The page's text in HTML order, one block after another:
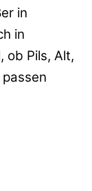
in
in
ob Pils, Alt,